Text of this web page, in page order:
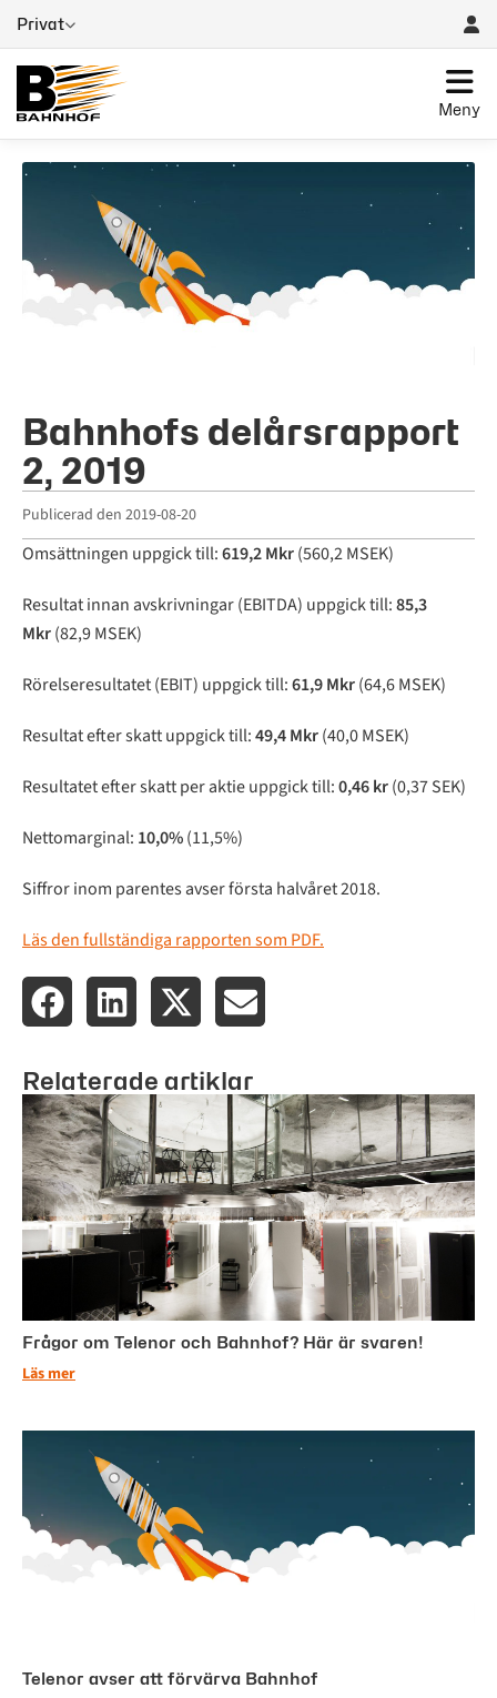
Privat
Meny
Bahnhofs delårsrapport
2, 2019
Publicerad den 2019-08-20
Omsättningen uppgick till:619,2 Mkr(560,2 MSEK)
Resultat innan avskrivningar (EBITDA) uppgick till:85,3
Mkr(82,9 MSEK)
Rörelseresultatet (EBIT) uppgick till:61,9 Mkr(64,6 MSEK)
Resultat efter skatt uppgick till:49,4 Mkr(40,0 MSEK)
Resultatet efter skatt per aktie uppgick till:0,46 kr(0,37 SEK)
Nettomarginal: 10,0%(11,5%)
Siffror inom parentes avser första halvåret 2018.
Läs den fullständiga rapporten som PDF.
Relaterade artiklar
Frågor om Telenor och Bahnhof? Här är svaren!
Läs mer
Telenor avser att förvärva Bahnhof